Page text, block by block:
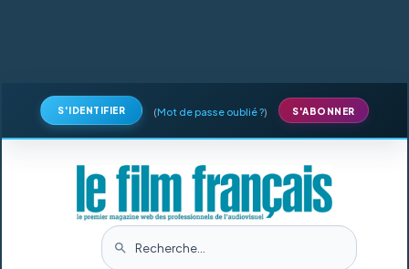
S'IDENTIFIER (Mot de passe oublié ?) S'ABONNER